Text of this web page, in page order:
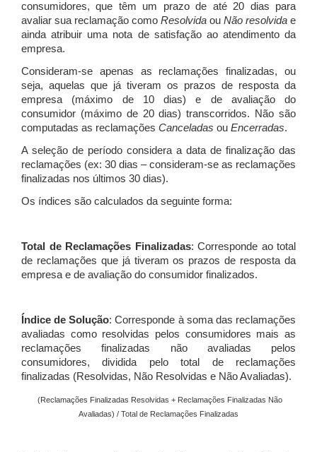
consumidores, que têm um prazo de até 20 dias para
avaliar sua reclamação como Resolvida ou Não resolvida e
ainda atribuir uma nota de satisfação ao atendimento da
empresa.
Consideram-se apenas as reclamações finalizadas, ou
seja, aquelas que já tiveram os prazos de resposta da
empresa (máximo de 10 dias) e de avaliação do
consumidor (máximo de 20 dias) transcorridos. Não são
computadas as reclamações Canceladas ou Encerradas.
A seleção de período considera a data de finalização das
reclamações (ex: 30 dias – consideram-se as reclamações
finalizadas nos últimos 30 dias).
Os índices são calculados da seguinte forma:
Total de Reclamações Finalizadas: Corresponde ao total
de reclamações que já tiveram os prazos de resposta da
empresa e de avaliação do consumidor finalizados.
Índice de Solução: Corresponde à soma das reclamações
avaliadas como resolvidas pelos consumidores mais as
reclamações finalizadas não avaliadas pelos
consumidores, dividida pelo total de reclamações
finalizadas (Resolvidas, Não Resolvidas e Não Avaliadas).
(Reclamações Finalizadas Resolvidas + Reclamações Finalizadas Não
Avaliadas) / Total de Reclamações Finalizadas